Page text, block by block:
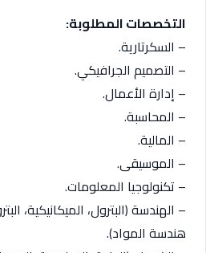
التخصصات المطلوبة:
– السكرتارية.
– التصميم الجرافيكي.
– إدارة الأعمال.
– المحاسبة.
– المالية.
– الموسيقى.
– تكنولوجيا المعلومات.
– الهندسة (البترول، الميكانيكية،
هندسة المواد).